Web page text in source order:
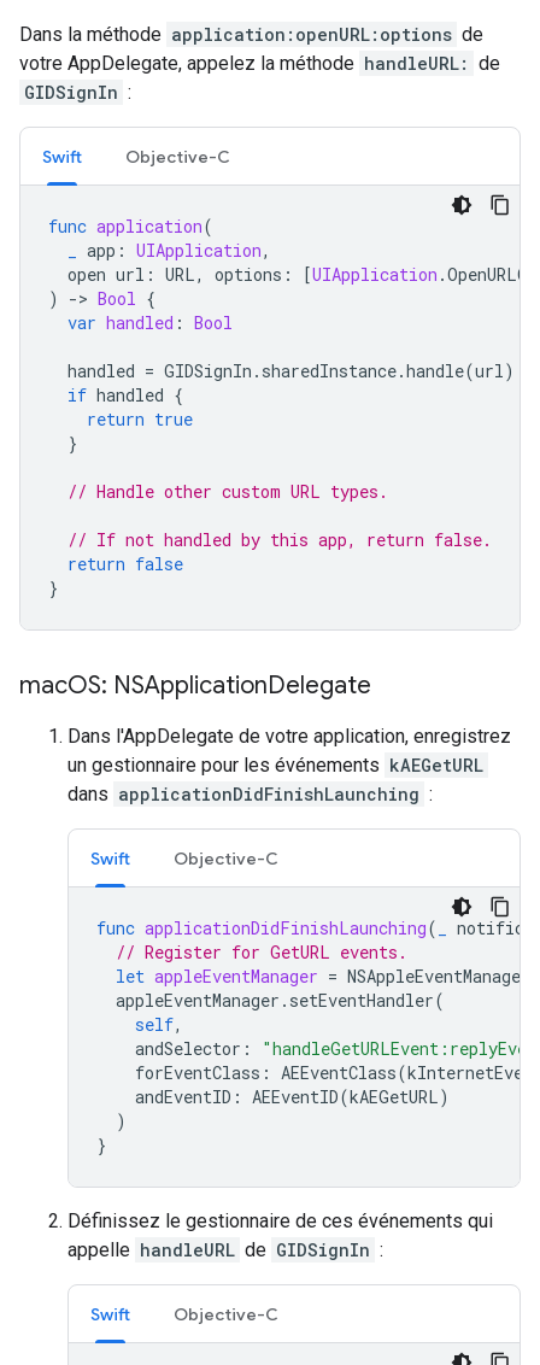
Dans la méthode application:openURL:options de
votre AppDelegate, appelez la méthode handleURL: de
GIDSignIn :
Swift Objective-C
func application(
app : UIApplication,
open url : URL, options : [UIApplication .
)
-> Bool {
var handled : Bool
handled = GIDSignIn . sharedInstance.handle(url)
if handled {
return true
}
// Handle other custom URL types.
// If not handled by this app, return false.
return false
}
macOS: NSApplicationDelegate
Dans l'AppDelegate de votre application, enregistrez
un gestionnaire pour les événements kAEGetURL
dans applicationDidFinishLaunching :
Swift Objective-C
func applicationDidFinishLaunching(
// Register for GetURL events.
let appleEventManager = NSAppleEventManager
appleEventManager . setEventHandler(
self,
andSelector :
forEventClass : AEEventClass(
andEventID : AEEventID(kAEGetURL)
)
}
Définissez le gestionnaire de ces événements qui
appelle handleURL de GIDSignIn :
Swift Objective-C